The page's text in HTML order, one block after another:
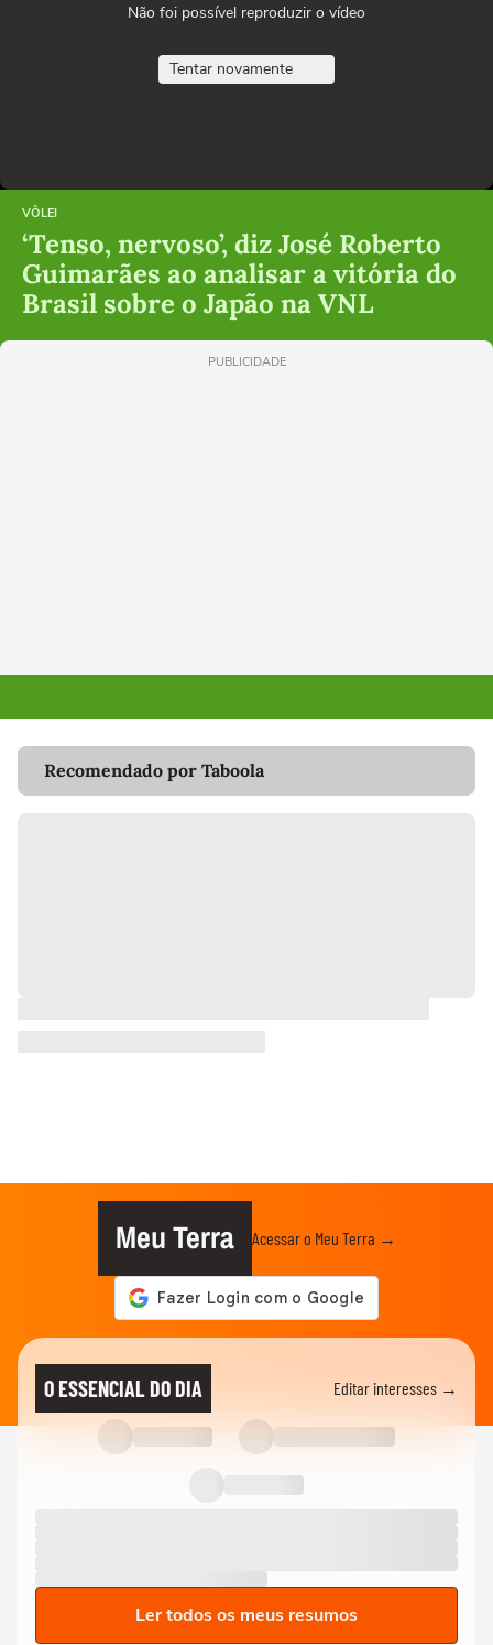
Não foi possível reproduzir o vídeo
Tentar novamente
VÔLEI
‘Tenso, nervoso’, diz José Roberto
Guimarães ao analisar a vitória do
Brasil sobre o Japão na VNL
PUBLICIDADE
Recomendado por Taboola
Meu Terra Acessar o Meu Terra →
O ESSENCIAL DO DIA Editar interesses →
Ler todos os meus resumos